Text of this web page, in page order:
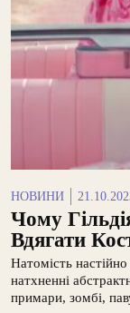
НОВИНИ
Чому
Вдягати
Натомість
натхненні
примари, зомбі,